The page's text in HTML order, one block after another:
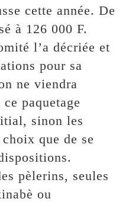
cette année. De
à 126 000 F.
l’a décriée et
pour sa
ne viendra
paquetage
sinon les
que de se
pèlerins, seules
ou